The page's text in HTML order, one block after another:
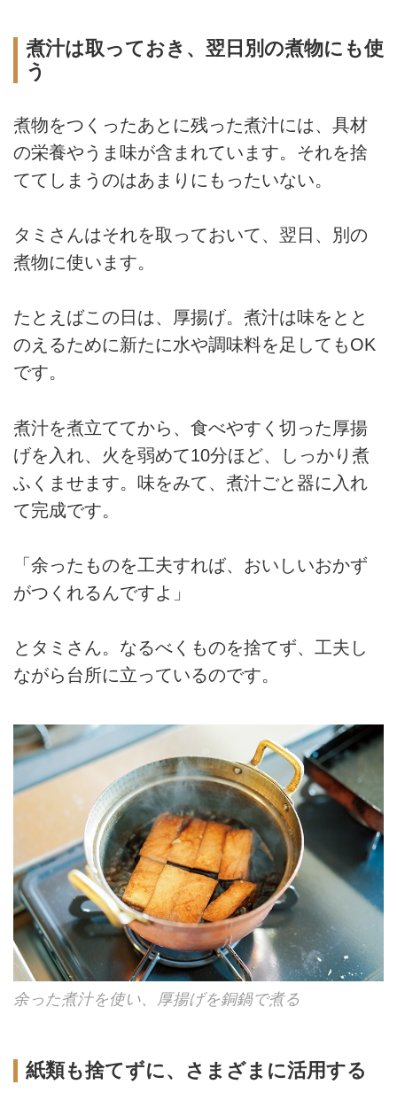
煮汁は取っておき、翌日別の煮物にも使
う
煮物をつくったあとに残った煮汁には、具材
の栄養やうま味が含まれています。それを捨
ててしまうのはあまりにもったいない。
タミさんはそれを取っておいて、翌日、別の
煮物に使います。
たとえばこの日は、厚揚げ。煮汁は味をとと
のえるために新たに水や調味料を足してもOK
です。
煮汁を煮立ててから、食べやすく切った厚揚
げを入れ、火を弱めて10分ほど、しっかり煮
ふくませます。味をみて、煮汁ごと器に入れ
て完成です。
「余ったものを工夫すれば、おいしいおかず
がつくれるんですよ」
とタミさん。なるべくものを捨てず、工夫し
ながら台所に立っているのです。
余った煮汁を使い、厚揚げを銅鍋で煮る
紙類も捨てずに、さまざまに活用する